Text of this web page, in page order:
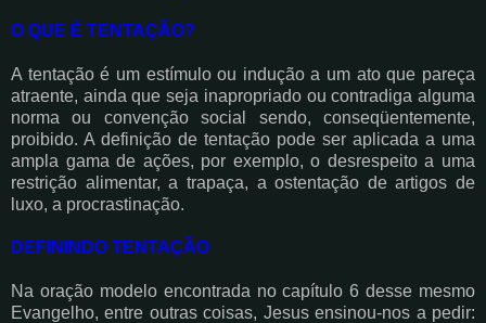
O QUE É TENTAÇÃO?
A tentação é um estímulo ou indução a um ato que pareça
atraente, ainda que seja inapropriado ou contradiga alguma
norma ou convenção social sendo, conseqüentemente,
proibido. A definição de tentação pode ser aplicada a uma
ampla gama de ações, por exemplo, o desrespeito a uma
restrição alimentar, a trapaça, a ostentação de artigos de
luxo, a procrastinação.
DEFININDO TENTAÇÃO
Na oração modelo encontrada no capítulo 6 desse mesmo
Evangelho, entre outras coisas, Jesus ensinou-nos a pedir: